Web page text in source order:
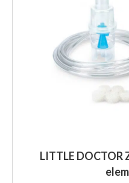
LITTLE DOCTOR